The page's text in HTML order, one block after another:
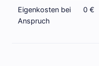
Eigenkosten bei
Anspruch
0 €